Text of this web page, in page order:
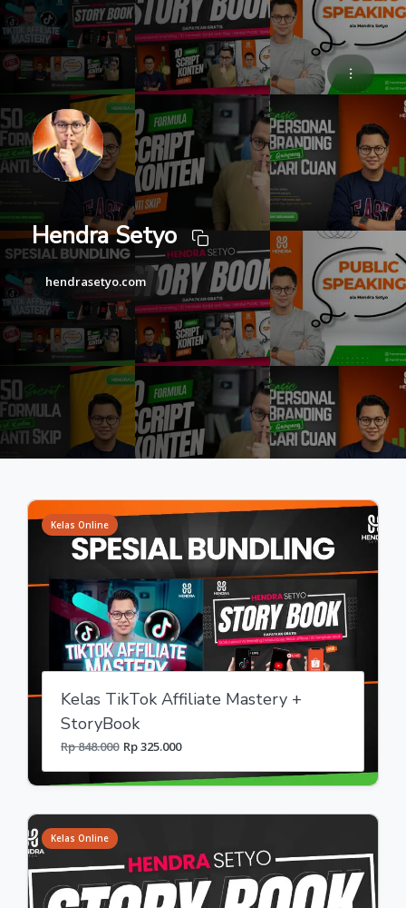
Hendra Setyo
hendrasetyo.com
Kelas Online
Kelas TikTok Affiliate Mastery +
StoryBook
Rp 848.000 Rp 325.000
Kelas Online